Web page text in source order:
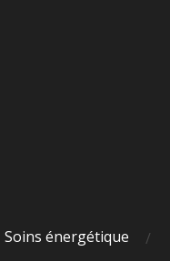
Soins énergétique